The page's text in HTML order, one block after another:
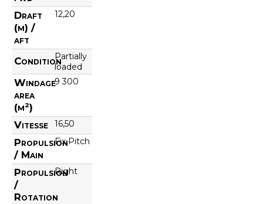
Draft
(m) /
aft
12,20
ConditionPartially
loaded
Windage
area
(m²)
9 300
Vitesse 16,50
Propulsion
/ Main
Fix Pitch
Propulsion
/
Rotation
Right